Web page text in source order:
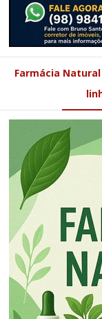
Farmácia